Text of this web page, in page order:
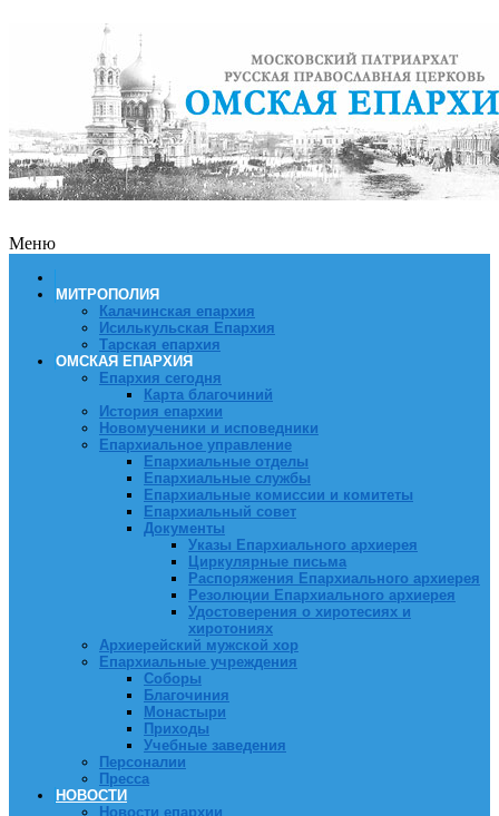
Меню
МИТРОПОЛИЯ
Калачинская епархия
Исилькульская Епархия
Тарская епархия
ОМСКАЯ ЕПАРХИЯ
Епархия сегодня
Карта благочиний
История епархии
Новомученики и исповедники
Епархиальное управление
Епархиальные отделы
Епархиальные службы
Епархиальные комиссии и комитеты
Епархиальный совет
Документы
Указы Епархиального архиерея
Циркулярные письма
Распоряжения Епархиального архиерея
Резолюции Епархиального архиерея
Удостоверения о хиротесиях и
хиротониях
Архиерейский мужской хор
Епархиальные учреждения
Соборы
Благочиния
Монастыри
Приходы
Учебные заведения
Персоналии
Пресса
НОВОСТИ
Новости епархии